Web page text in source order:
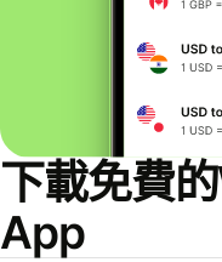
下載免費
App